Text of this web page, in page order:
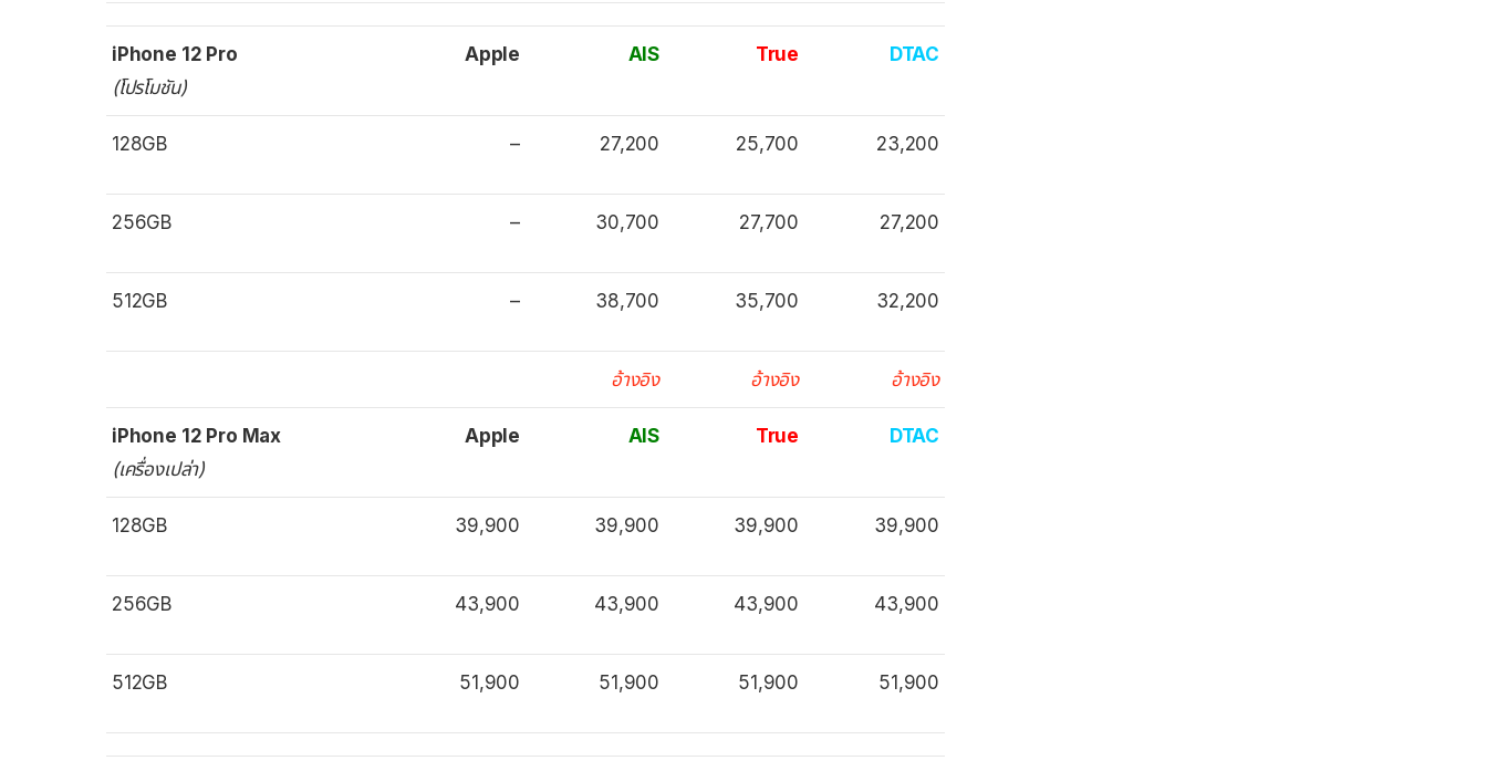
iPhone 12 Pro
(โปรโมชัน)
Apple AIS True DTAC
128GB – 27,200 25,700 23,200
256GB – 30,700 27,700 27,200
512GB – 38,700 35,700 32,200
อ้างอิง อ้างอิง อ้างอิง
iPhone 12 Pro Max
(เครื่องเปล่า)
Apple AIS True DTAC
128GB 39,900 39,900 39,900 39,900
256GB 43,900 43,900 43,900 43,900
512GB 51,900 51,900 51,900 51,900